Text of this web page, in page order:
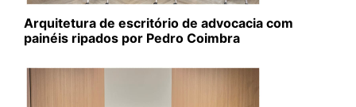
Arquitetura de escritório de advocacia com
painéis ripados por Pedro Coimbra